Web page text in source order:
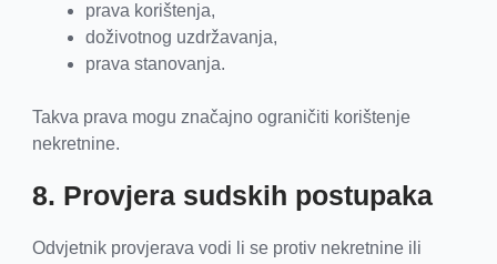
prava korištenja,
doživotnog uzdržavanja,
prava stanovanja.
Takva prava mogu značajno ograničiti korištenje
nekretnine.
8. Provjera sudskih postupaka
Odvjetnik provjerava vodi li se protiv nekretnine ili